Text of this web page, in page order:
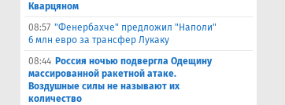
Кварцяном
08:57 "Фенербахче" предложил "Наполи"
6 млн евро за трансфер Лукаку
08:44 Россия ночью подвергла Одещину
массированной ракетной атаке.
Воздушные силы не называют их
количество